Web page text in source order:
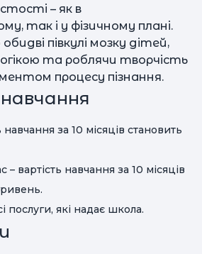
– як в
так і у фізичному плані.
півкулі мозку дітей,
та роблячи творчість
процесу пізнання.
навчання за 10 місяців становить
– вартість навчання за 10 місяців
послуги, які надає школа.